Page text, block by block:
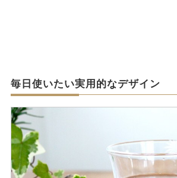
毎日使いたい実用的なデザイン